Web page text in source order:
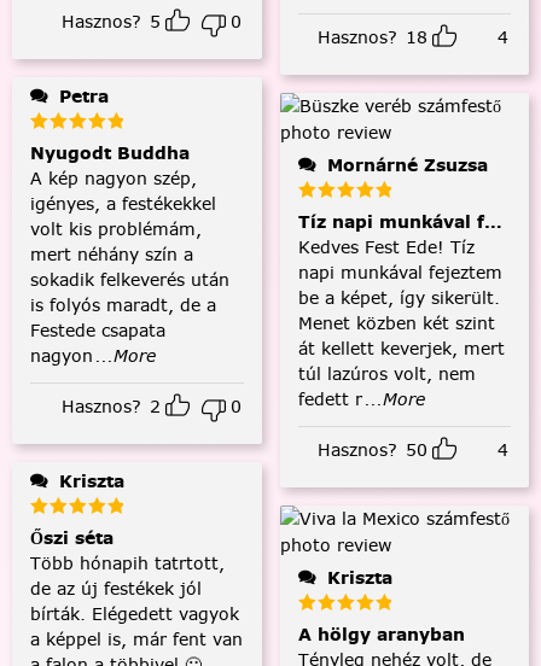
Hasznos? 5 0
Petra
Nyugodt Buddha
A kép nagyon szép,
igényes, a festékekkel
volt kis problémám,
mert néhány szín a
sokadik felkeverés után
is folyós maradt, de a
Festede csapata
nagyon ...More
Hasznos? 2 0
Kriszta
Őszi séta
Több hónapih tatrtott,
de az új festékek jól
bírták. Elégedett vagyok
a képpel is, már fent van
Hasznos? 18 4
Mornárné Zsuzsa
Tíz napi munkával
Kedves Fest Ede! Tíz
napi munkával fejeztem
be a képet, így sikerült.
Menet közben két szint
át kellett keverjek, mert
túl lazúros volt, nem
fedett r...More
Hasznos? 50 4
Kriszta
A hölgy aranyban
Tényleg nehéz volt, de